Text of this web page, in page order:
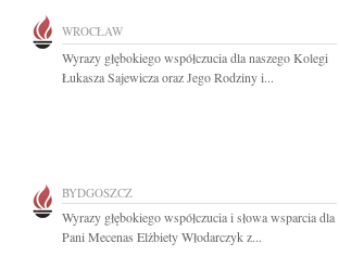
WROCŁAW
Wyrazy głębokiego współczucia dla naszego Kolegi
Łukasza Sajewicza oraz Jego Rodziny i...
BYDGOSZCZ
Wyrazy głębokiego współczucia i słowa wsparcia dla
Pani Mecenas Elżbiety Włodarczyk z...